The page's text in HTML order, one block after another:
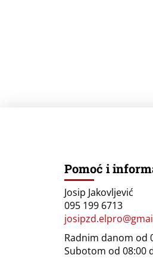
Pomoć i
Josip Jakovljević
095 199 6713
Radnim danom od
Subotom od 08:00